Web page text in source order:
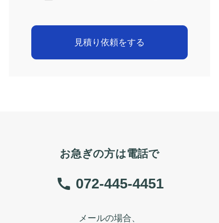
お急ぎの方は電話で
072-445-4451
メールの場合、